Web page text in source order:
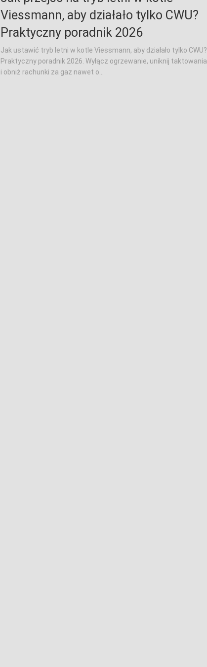
Viessmann, aby działało tylko CWU?
Praktyczny poradnik 2026
Jak ustawić tryb letni w kotle Viessmann, aby działało tylko CWU?
Praktyczny poradnik 2026. Wyłącz ogrzewanie, uniknij taktowania
i obniż rachunki za gaz nawet o...